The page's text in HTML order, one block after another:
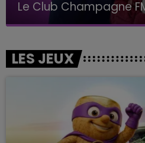
LA POP MACHINE -
LES JEUX